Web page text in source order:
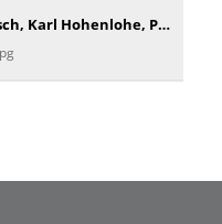
Dompfarrer Toni Faber, Jenny Posch, Karl Hohenlohe, Pater Karl Wallner